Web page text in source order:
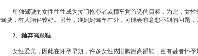
单独驾驶的女性往往成为拉门抢夺者或撞车党首选的目标，为此，女性
驾驶，有人陪伴较好。另外，准妈妈驾车在外，可能会有意想不到的问题，
2、抛弃高跟鞋
女性爱美，因此在怀孕早期，许多女性依旧脚蹬高跟鞋，更有甚者怀孕